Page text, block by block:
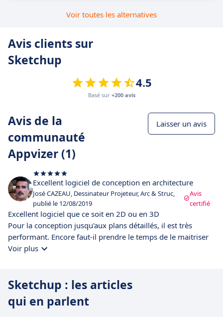
Voir toutes les alternatives
Avis clients sur
Sketchup
4.5
Basé sur +200 avis
Avis de la
communauté
Appvizer (1)
Laisser un avis
Excellent logiciel de conception en architecture
José CAZEAU, Dessinateur Projeteur, Arc & Struc,
publié le 12/08/2019
Avis
certifié
Excellent logiciel que ce soit en 2D ou en 3D
Pour la conception jusqu'aux plans détaillés, il est très
performant. Encore faut-il prendre le temps de le maitriser
Voir plus
Sketchup : les articles
qui en parlent